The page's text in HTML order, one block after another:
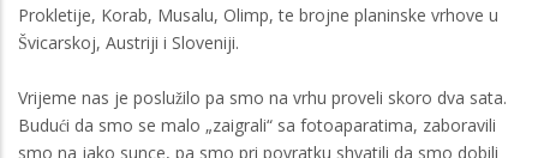
Prokletije, Korab, Musalu, Olimp, te brojne planinske vrhove u
Švicarskoj, Austriji i Sloveniji.
Vrijeme nas je poslužilo pa smo na vrhu proveli skoro dva sata.
Budući da smo se malo „zaigrali“ sa fotoaparatima, zaboravili
smo na jako sunce, pa smo pri povratku shvatili da smo dobili